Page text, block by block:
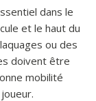
dans le
et le haut du
ou des
doivent être
mobilité